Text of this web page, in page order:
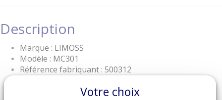
Description
Marque : LIMOSS
Modèle : MC301
Référence fabriquant : 500312
1 Prise DIN 9 broches mâle pour connexion au
Votre choix